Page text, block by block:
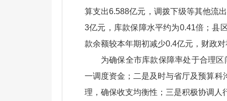
算支出6.588亿元，调拨下级等其他流
3亿元，库款保障水平约为0.41倍；县
款余额较本年期初减少0.4亿元，财政
为确保全市库款保障率处于合理
一调度资金；二是及时与省厅及预算
理，确保收支均衡性；三是积极协调